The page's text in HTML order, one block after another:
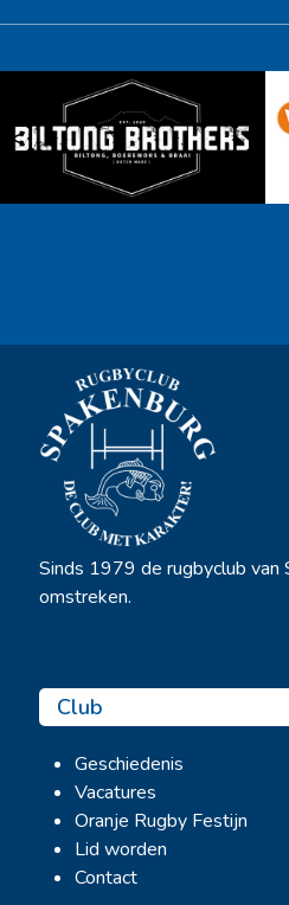
<
Sinds 1979 de rugbyclub van
omstreken.
Club
Geschiedenis
Vacatures
Oranje Rugby Festijn
Lid worden
Contact